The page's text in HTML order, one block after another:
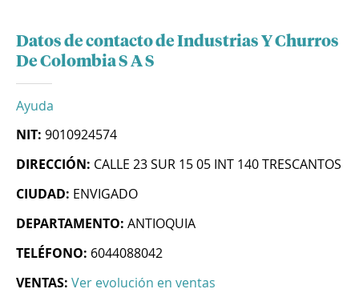
Datos de contacto de Industrias Y Churros
De Colombia S A S
Ayuda
NIT: 9010924574
DIRECCIÓN: CALLE 23 SUR 15 05 INT 140 TRESCANTOS
CIUDAD: ENVIGADO
DEPARTAMENTO: ANTIOQUIA
TELÉFONO: 6044088042
VENTAS: Ver evolución en ventas